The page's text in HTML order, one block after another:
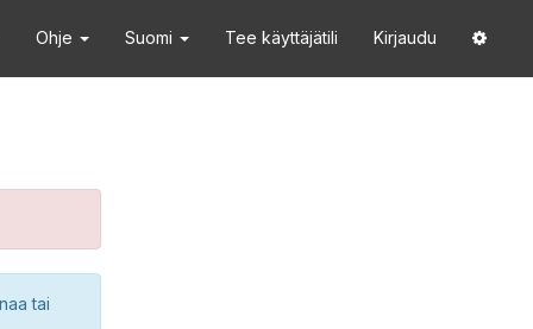
Ohje Suomi Tee käyttäjätili Kirjaudu
tai